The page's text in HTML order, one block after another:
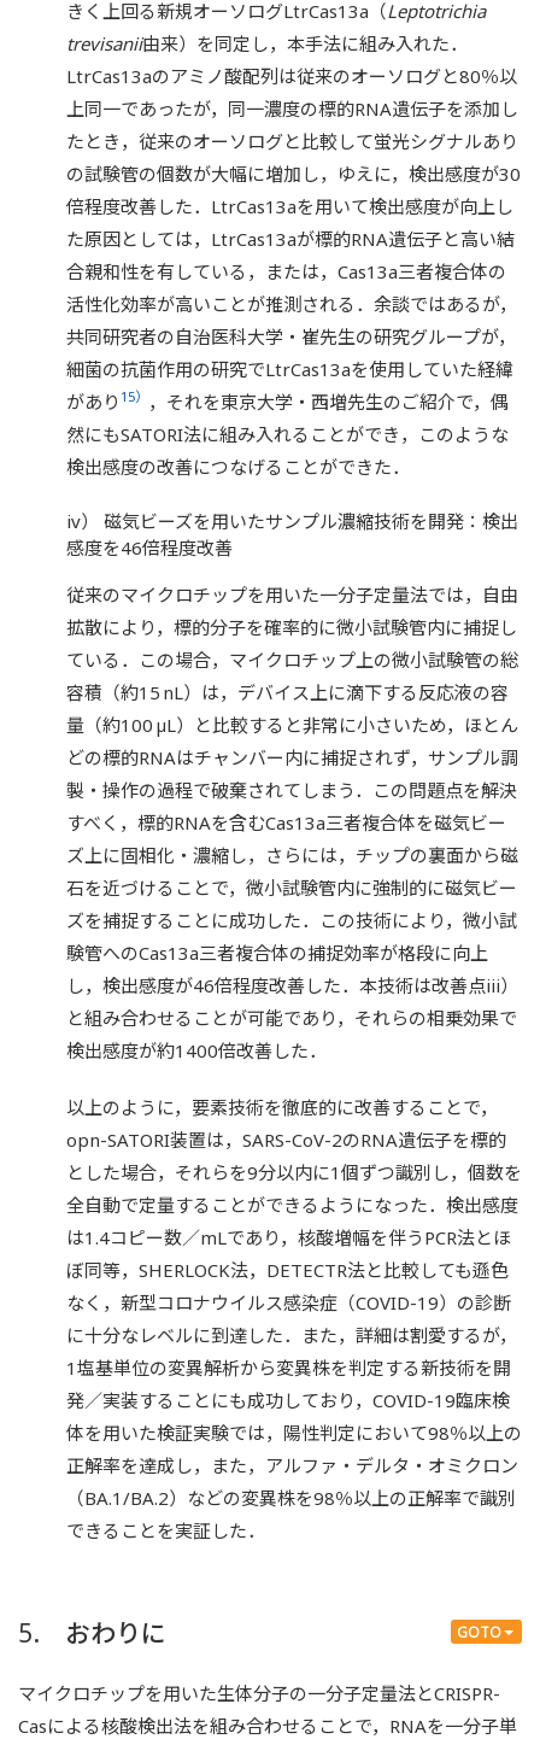
きく上回る新規オーソログLtrCas13a（Leptotrichia
trevisanii由来）を同定し，本手法に組み入れた．
LtrCas13aのアミノ酸配列は従来のオーソログと80％以
上同一であったが，同一濃度の標的RNA遺伝子を添加し
たとき，従来のオーソログと比較して蛍光シグナルあり
の試験管の個数が大幅に増加し，ゆえに，検出感度が30
倍程度改善した．LtrCas13aを用いて検出感度が向上し
た原因としては，LtrCas13aが標的RNA遺伝子と高い結
合親和性を有している，または，Cas13a三者複合体の
活性化効率が高いことが推測される．余談ではあるが，
共同研究者の自治医科大学・崔先生の研究グループが，
細菌の抗菌作用の研究でLtrCas13aを使用していた経緯
があり 15） ，それを東京大学・西増先生のご紹介で，偶
然にもSATORI法に組み入れることができ，このような
検出感度の改善につなげることができた．
iv） 磁気ビーズを用いたサンプル濃縮技術を開発：検出
感度を46倍程度改善
従来のマイクロチップを用いた一分子定量法では，自由
拡散により，標的分子を確率的に微小試験管内に捕捉し
ている．この場合，マイクロチップ上の微小試験管の総
容積（約15 nL）は，デバイス上に滴下する反応液の容
量（約100 µL）と比較すると非常に小さいため，ほとん
どの標的RNAはチャンバー内に捕捉されず，サンプル調
製・操作の過程で破棄されてしまう．この問題点を解決
すべく，標的RNAを含むCas13a三者複合体を磁気ビー
ズ上に固相化・濃縮し，さらには，チップの裏面から磁
石を近づけることで，微小試験管内に強制的に磁気ビー
ズを捕捉することに成功した．この技術により，微小試
験管へのCas13a三者複合体の捕捉効率が格段に向上
し，検出感度が46倍程度改善した．本技術は改善点iii）
と組み合わせることが可能であり，それらの相乗効果で
検出感度が約1400倍改善した．
以上のように，要素技術を徹底的に改善することで，
opn-SATORI装置は，SARS-CoV-2のRNA遺伝子を標的
とした場合，それらを9分以内に1個ずつ識別し，個数を
全自動で定量することができるようになった．検出感度
は1.4コピー数／mLであり，核酸増幅を伴うPCR法とほ
ぼ同等，SHERLOCK法，DETECTR法と比較しても遜色
なく，新型コロナウイルス感染症（COVID-19）の診断
に十分なレベルに到達した．また，詳細は割愛するが，
1塩基単位の変異解析から変異株を判定する新技術を開
発／実装することにも成功しており，COVID-19臨床検
体を用いた検証実験では，陽性判定において98％以上の
正解率を達成し，また，アルファ・デルタ・オミクロン
（BA.1/BA.2）などの変異株を98％以上の正解率で識別
できることを実証した．
GOTO
5. おわりに
マイクロチップを用いた生体分子の一分子定量法とCRISPR-
Casによる核酸検出法を組み合わせることで，RNAを一分子単